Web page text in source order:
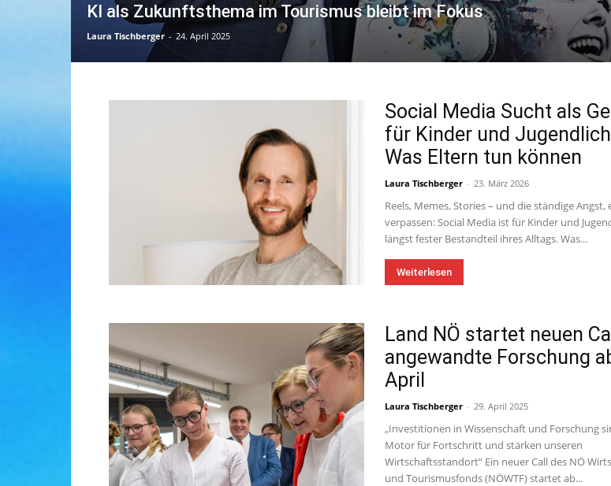
KI als Zukunftsthema im Tourismus bleibt im Fokus
Laura Tischberger - 24. April 2025
Social Media Sucht als
für Kinder und
Was Eltern tun können
Laura Tischberger - 23. März 2026
Reels, Memes, Stories – und die ständige Angst,
verpassen: Social Media ist für Kinder und
längst fester Bestandteil ihres Alltags. Was...
Weiterlesen
Land NÖ startet neuen
angewandte Forschung
April
Laura Tischberger - 29. April 2025
„Investitionen in Wissenschaft und Forschung
Motor für Fortschritt und stärken unseren
Wirtschaftsstandort“ Ein neuer Call des NÖ
und Tourismusfonds (NÖWTF) startet ab...